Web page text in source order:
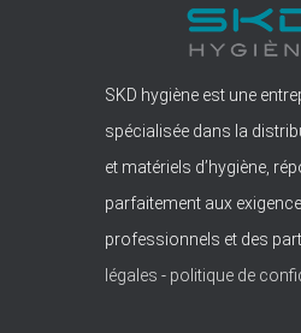
SKD hygiène est une
spécialisée dans la
et matériels d’hygiène,
parfaitement aux
professionnels et des
légales -politique de